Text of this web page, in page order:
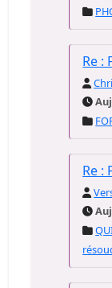
Re :
Re :